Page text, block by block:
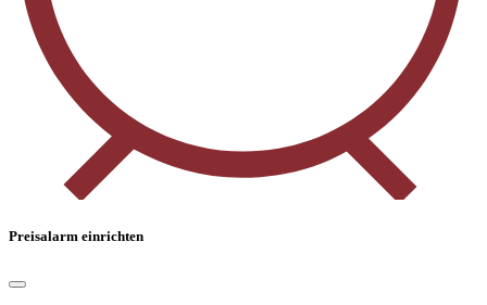
Preisalarm einrichten